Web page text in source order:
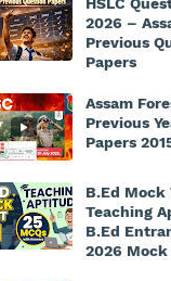
2026 –
Previous
Papers
Assam
Previous
Papers
B.Ed Mock
Teaching
B.Ed
2026 Mock